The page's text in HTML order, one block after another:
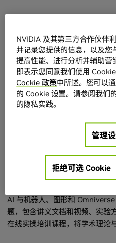
AI 与机器人、图形和
题，包含讲义文档和视频、实验
在线实操培训课程，将学术理论
NVIDIA 及其第三方合作伙伴
并记录您提供的信息，以及您
提高性能、进行分析并辅助营
即表示您同意我们使用
Cookie 政策中所述。您可以
的 Cookie 设置。请参阅我们
的隐私实践。
管理
拒绝可选 Cookie